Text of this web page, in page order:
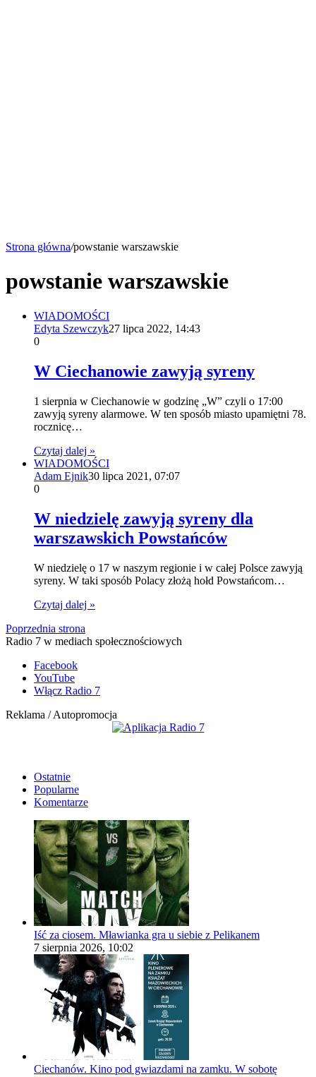
Strona główna/powstanie warszawskie
powstanie warszawskie
WIADOMOŚCI
Edyta Szewczyk27 lipca 2022, 14:43
0
W Ciechanowie zawyją syreny
1 sierpnia w Ciechanowie w godzinę „W” czyli o 17:00
zawyją syreny alarmowe. W ten sposób miasto upamiętni 78.
rocznicę…
Czytaj dalej »
WIADOMOŚCI
Adam Ejnik30 lipca 2021, 07:07
0
W niedzielę zawyją syreny dla
warszawskich Powstańców
W niedzielę o 17 w naszym regionie i w całej Polsce zawyją
syreny. W taki sposób Polacy złożą hołd Powstańcom…
Czytaj dalej »
Poprzednia strona
Radio 7 w mediach społecznościowych
Facebook
YouTube
Włącz Radio 7
Reklama / Autopromocja
Ostatnie
Popularne
Komentarze
Iść za ciosem. Mławianka gra u siebie z Pelikanem
7 sierpnia 2026, 10:02
Ciechanów. Kino pod gwiazdami na zamku. W sobotę